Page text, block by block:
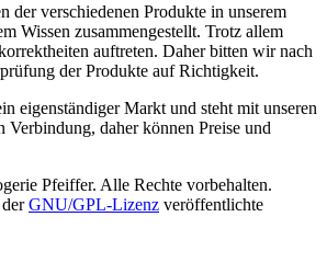
der verschiedenen Produkte in unserem
Wissen zusammengestellt. Trotz allem
auftreten. Daher bitten wir nach
der Produkte auf Richtigkeit.
eigenständiger Markt und steht mit unseren
Verbindung, daher können Preise und
Pfeiffer. Alle Rechte vorbehalten.
GNU/GPL-Lizenz veröffentlichte